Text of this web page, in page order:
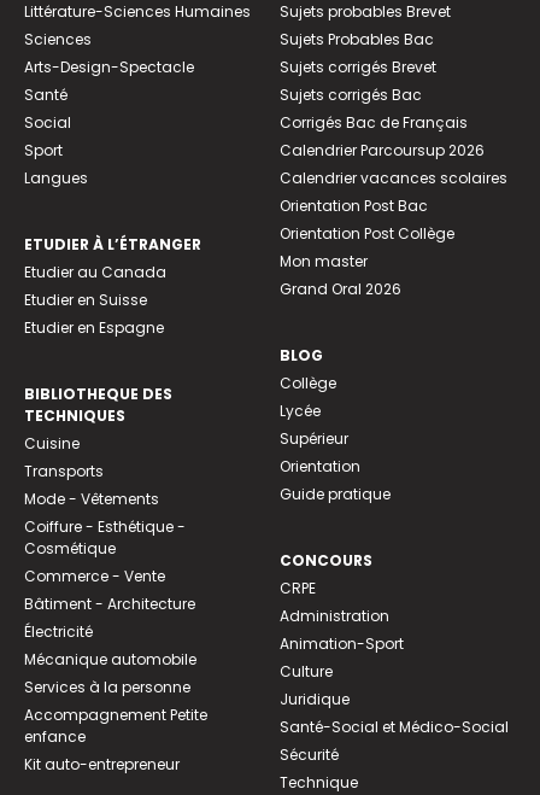
Littérature-Sciences Humaines
Sciences
Arts-Design-Spectacle
Santé
Social
Sport
Langues
ETUDIER À L’ÉTRANGER
Etudier au Canada
Etudier en Suisse
Etudier en Espagne
BIBLIOTHEQUE DES
TECHNIQUES
Cuisine
Transports
Mode - Vêtements
Coiffure - Esthétique -
Cosmétique
Commerce - Vente
Bâtiment - Architecture
Électricité
Mécanique automobile
Services à la personne
Accompagnement Petite
enfance
Kit auto-entrepreneur
Sujets probables Brevet
Sujets Probables Bac
Sujets corrigés Brevet
Sujets corrigés Bac
Corrigés Bac de Français
Calendrier Parcoursup 2026
Calendrier vacances scolaires
Orientation Post Bac
Orientation Post Collège
Mon master
Grand Oral 2026
BLOG
Collège
Lycée
Supérieur
Orientation
Guide pratique
CONCOURS
CRPE
Administration
Animation-Sport
Culture
Juridique
Santé-Social et Médico-Social
Sécurité
Technique